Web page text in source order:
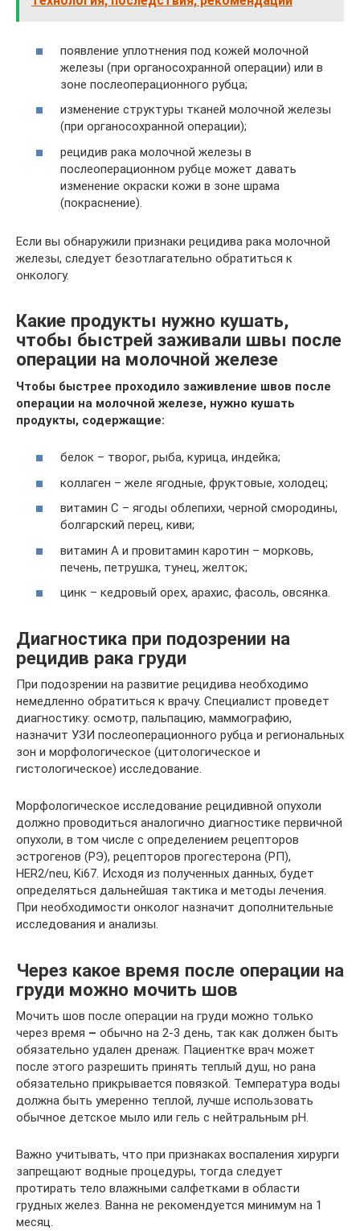
появление уплотнения под кожей молочной
железы (при органосохранной операции) или в
зоне послеоперационного рубца;
изменение структуры тканей молочной железы
(при органосохранной операции);
рецидив рака молочной железы в
послеоперационном рубце может давать
изменение окраски кожи в зоне шрама
(покраснение).
Если вы обнаружили признаки рецидива рака молочной
железы, следует безотлагательно обратиться к
онкологу.
Какие продукты нужно кушать,
чтобы быстрей заживали швы после
операции на молочной железе
Чтобы быстрее проходило заживление швов после
операции на молочной железе, нужно кушать
продукты, содержащие:
белок – творог, рыба, курица, индейка;
коллаген – желе ягодные, фруктовые, холодец;
витамин С – ягоды облепихи, черной смородины,
болгарский перец, киви;
витамин А и провитамин каротин – морковь,
печень, петрушка, тунец, желток;
цинк – кедровый орех, арахис, фасоль, овсянка.
Диагностика при подозрении на
рецидив рака груди
При подозрении на развитие рецидива необходимо
немедленно обратиться к врачу. Специалист проведет
диагностику: осмотр, пальпацию, маммографию,
назначит УЗИ послеоперационного рубца и региональных
зон и морфологическое (цитологическое и
гистологическое) исследование.
Морфологическое исследование рецидивной опухоли
должно проводиться аналогично диагностике первичной
опухоли, в том числе с определением рецепторов
эстрогенов (РЭ), рецепторов прогестерона (РП),
HER2/neu, Ki67. Исходя из полученных данных, будет
определяться дальнейшая тактика и методы лечения.
При необходимости онколог назначит дополнительные
исследования и анализы.
Через какое время после операции на
груди можно мочить шов
Мочить шов после операции на груди можно только
через время – обычно на 2-3 день, так как должен быть
обязательно удален дренаж. Пациентке врач может
после этого разрешить принять теплый душ, но рана
обязательно прикрывается повязкой. Температура воды
должна быть умеренно теплой, лучше использовать
обычное детское мыло или гель с нейтральным рН.
Важно учитывать, что при признаках воспаления хирурги
запрещают водные процедуры, тогда следует
протирать тело влажными салфетками в области
грудных желез. Ванна не рекомендуется минимум на 1
месяц.